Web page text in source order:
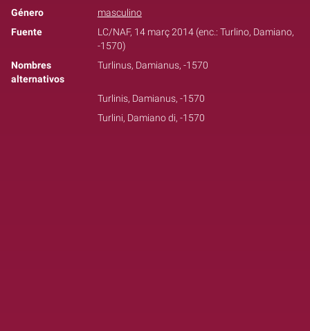
Género
masculino
Fuente
LC/NAF, 14 març 2014 (enc.: Turlino, Damiano,
-1570)
Nombres
alternativos
Turlinus, Damianus, -1570
Turlinis, Damianus, -1570
Turlini, Damiano di, -1570